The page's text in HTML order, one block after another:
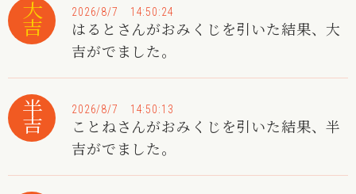
大吉 2026/8/7 14:50:24
はるとさんがおみくじを引いた結果、大
吉がでました。
半吉 2026/8/7 14:50:13
ことねさんがおみくじを引いた結果、半
吉がでました。